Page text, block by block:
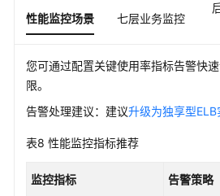
性能监控场景 七层业务监控
您可通过配置关键使用率指标告警快
限。
告警处理建议：建议升级为独享型ELB
表8 性能监控指标推荐
监控指标 告警策略